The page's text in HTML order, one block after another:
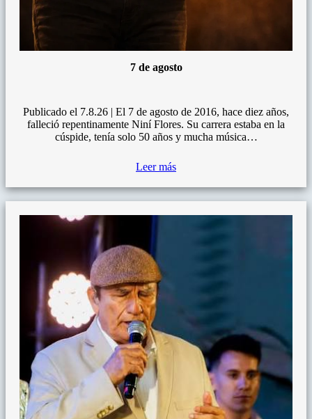
7 de agosto
Publicado el 7.8.26 | El 7 de agosto de 2016, hace diez años,
falleció repentinamente Niní Flores. Su carrera estaba en la
cúspide, tenía solo 50 años y mucha música…
Leer más